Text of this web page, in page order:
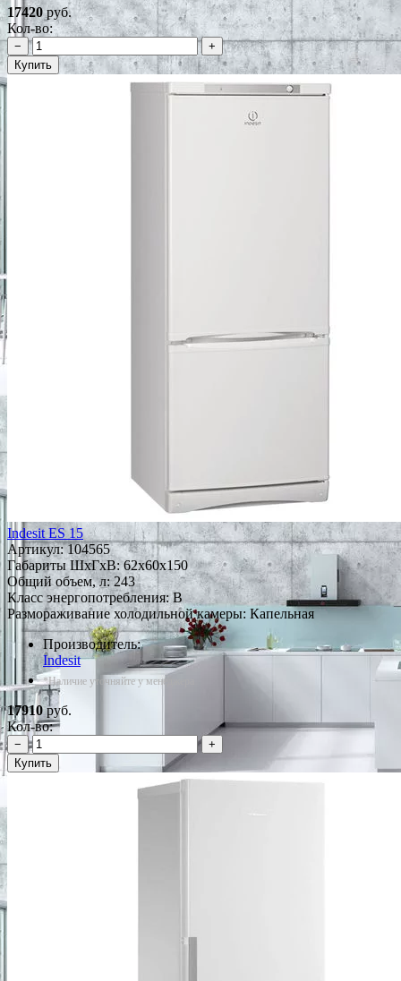
17420руб.
Кол-во:
−
+
Купить
Indesit ES 15
Артикул:104565
Габариты ШxГxВ: 62x60x150
Общий объем, л: 243
Класс энергопотребления: B
Размораживание холодильной камеры: Капельная
Производитель:
Indesit
*Наличие уточняйте у менеджера
17910руб.
Кол-во:
−
+
Купить